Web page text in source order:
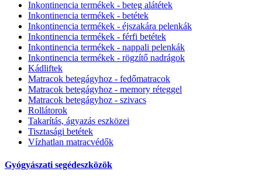
Inkontinencia termékek - beteg alátétek
Inkontinencia termékek - betétek
Inkontinencia termékek - éjszakára pelenkák
Inkontinencia termékek - férfi betétek
Inkontinencia termékek - nappali pelenkák
Inkontinencia termékek - rögzítő nadrágok
Kádliftek
Matracok betegágyhoz - fedőmatracok
Matracok betegágyhoz - memory réteggel
Matracok betegágyhoz - szivacs
Rollátorok
Takarítás, ágyazás eszközei
Tisztasági betétek
Vízhatlan matracvédők
Gyógyászati segédeszközök